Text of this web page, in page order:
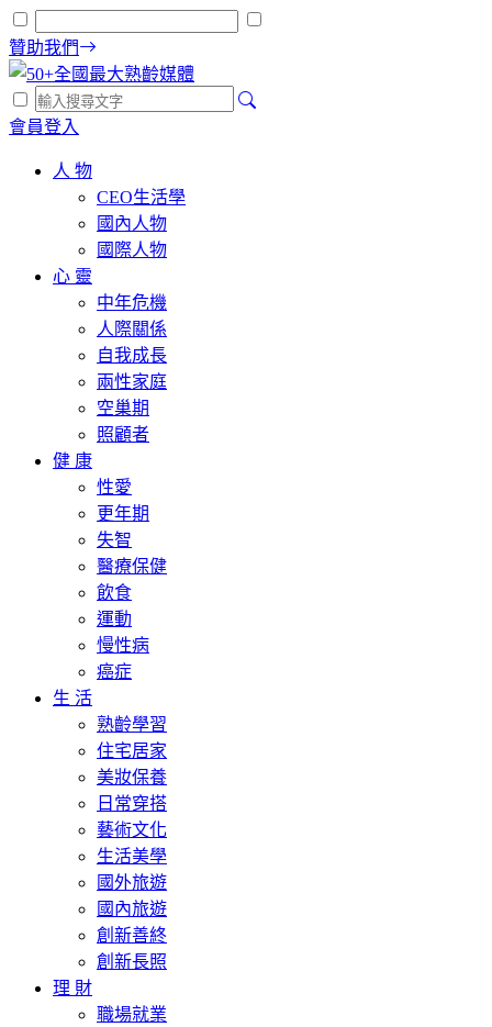
贊助我們
會員登入
人 物
CEO生活學
國內人物
國際人物
心 靈
中年危機
人際關係
自我成長
兩性家庭
空巢期
照顧者
健 康
性愛
更年期
失智
醫療保健
飲食
運動
慢性病
癌症
生 活
熟齡學習
住宅居家
美妝保養
日常穿搭
藝術文化
生活美學
國外旅遊
國內旅遊
創新善終
創新長照
理 財
職場就業